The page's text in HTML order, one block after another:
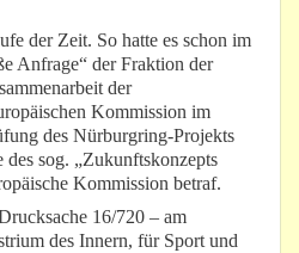
der Zeit. So hatte es schon im
Anfrage“ der Fraktion der
der
Kommission im
des Nürburgring-Projekts
sog. „Zukunftskonzepts
Kommission betraf.
16/720 – am
des Innern, für Sport und